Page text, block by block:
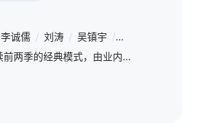
李诚儒 / 刘涛 / 吴镇宇 / 曾志伟
节目第三季将延续前两季的经典模式，由业内老戏骨监制团带领两地中青年演员共同聚焦演员职场生态，回归演员初心，以经典影视作品为主要演绎题材，展开能力与素养的双重考验，直面市场，近距离接触顶级资源，最终诞生